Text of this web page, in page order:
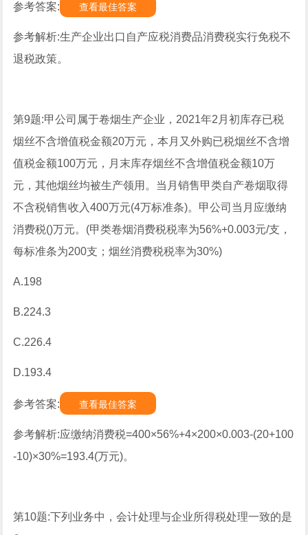
参考答案: 查看最佳答案
参考解析:生产企业出口自产应税消费品消费税实行免税不
退税政策。
第9题:甲公司属于卷烟生产企业，2021年2月初库存已税
烟丝不含增值税金额20万元，本月又外购已税烟丝不含增
值税金额100万元，月末库存烟丝不含增值税金额10万
元，其他烟丝均被生产领用。当月销售甲类自产卷烟取得
不含税销售收入400万元(4万标准条)。甲公司当月应缴纳
消费税()万元。(甲类卷烟消费税税率为56%+0.003元/支，
每标准条为200支；烟丝消费税税率为30%)
A.198
B.224.3
C.226.4
D.193.4
参考答案: 查看最佳答案
参考解析:应缴纳消费税=400×56%+4×200×0.003-(20+100
-10)×30%=193.4(万元)。
第10题:下列业务中，会计处理与企业所得税处理一致的是